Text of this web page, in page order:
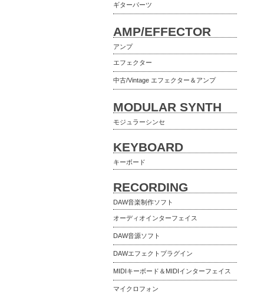
ギターパーツ
AMP/EFFECTOR
アンプ
エフェクター
中古/Vintage エフェクター＆アンプ
MODULAR SYNTH
モジュラーシンセ
KEYBOARD
キーボード
RECORDING
DAW音楽制作ソフト
オーディオインターフェイス
DAW音源ソフト
DAWエフェクトプラグイン
MIDIキーボード＆MIDIインターフェイス
マイクロフォン